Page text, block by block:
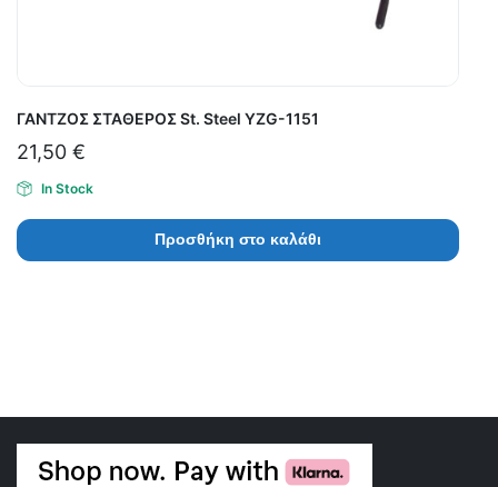
ΓΑΝΤΖΟΣ ΣΤΑΘΕΡΟΣ St. Steel YZG-1151
21,50 €
In Stock
Προσθήκη στο καλάθι